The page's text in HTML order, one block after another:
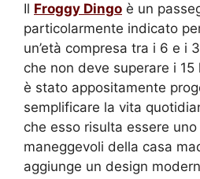
Il Froggy Dingo è un
particolarmente indicato
un’età compresa tra i 6 e i
che non deve superare i
è stato appositamente
semplificare la vita
che esso risulta essere
maneggevoli della casa
aggiunge un design